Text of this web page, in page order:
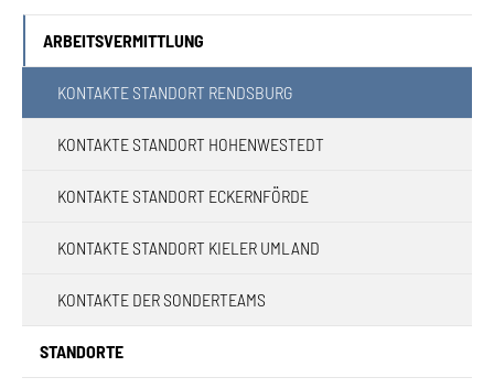
ARBEITSVERMITTLUNG
KONTAKTE STANDORT RENDSBURG(CURRENT)
KONTAKTE STANDORT HOHENWESTEDT
KONTAKTE STANDORT ECKERNFÖRDE
KONTAKTE STANDORT KIELER UMLAND
KONTAKTE DER SONDERTEAMS
STANDORTE